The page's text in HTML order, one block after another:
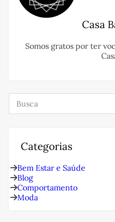
Casa
Somos gratos por ter
Pesquisar
Categorias
Bem Estar e Saúde
Blog
Comportamento
Moda